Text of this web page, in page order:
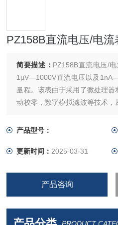
PZ158B直流电压/电流
简要描述： PZ158B直流电压/
1µV—1000V直流电压以及
量程。该表由于采用了微处理
动校零，数字模拟滤波等技术
便地与计算机系统相连接，组成
等各种
产品型号：
更新时间： 2025-03-31
产品咨询